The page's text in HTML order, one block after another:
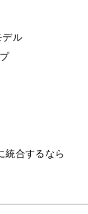
デル
統合するなら